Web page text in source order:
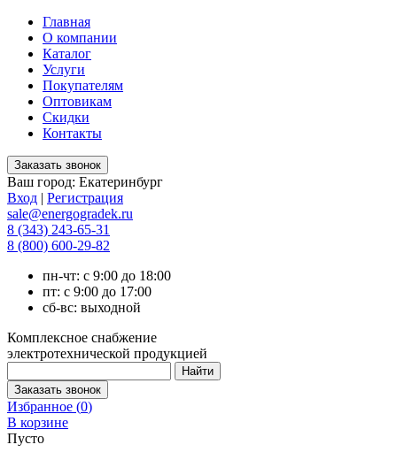
Главная
О компании
Каталог
Услуги
Покупателям
Оптовикам
Скидки
Контакты
Ваш город: Екатеринбург
Вход | Регистрация
sale@energogradek.ru
8 (343) 243-65-31
8 (800) 600-29-82
пн-чт: с 9:00 до 18:00
пт: с 9:00 до 17:00
сб-вс: выходной
Комплексное снабжение
электротехнической продукцией
Избранное (0)
В корзине
Пусто